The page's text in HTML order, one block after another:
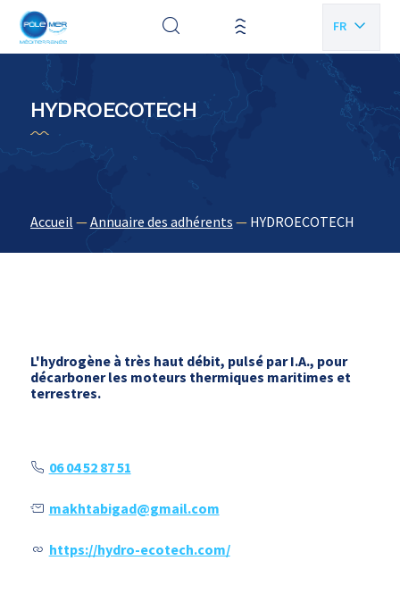
FR
EN
HYDROECOTECH
Accueil —Annuaire des adhérents — HYDROECOTECH
L'hydrogène à très haut débit, pulsé par I.A., pour
décarboner les moteurs thermiques maritimes et
terrestres.
06 04 52 87 51
makhtabigad@gmail.com
https://hydro-ecotech.com/
Panneau de gestion des cookies